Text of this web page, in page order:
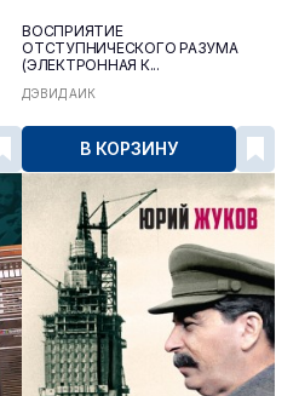
ВОСПРИЯТИЕ
ОТСТУПНИЧЕСКОГО РАЗУМА
(ЭЛЕКТРОННАЯ К...
ДЭВИД АЙК
В КОРЗИНУ